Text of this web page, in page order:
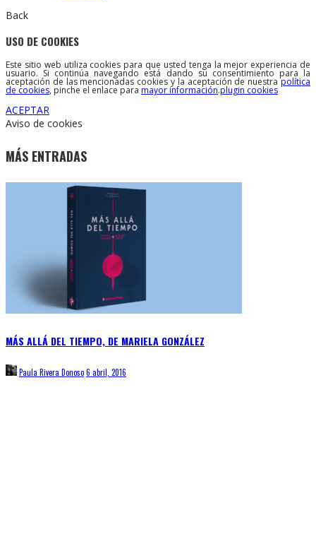
Back
USO DE COOKIES
Este sitio web utiliza cookies para que usted tenga la mejor experiencia de
usuario. Si continúa navegando está dando su consentimiento para la
aceptación de las mencionadas cookies y la aceptación de nuestrapolítica
de cookies, pinche el enlace para mayor información.plugin cookies
ACEPTAR
Aviso de cookies
MÁS ENTRADAS
MÁS ALLÁ DEL TIEMPO, DE MARIELA GONZÁLEZ
Paula Rivera Donoso6 abril, 2016